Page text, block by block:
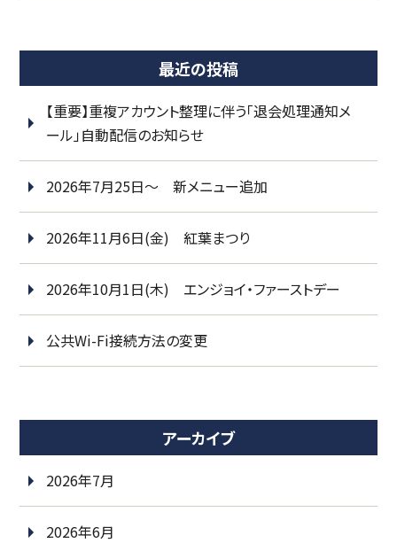
最近の投稿
【重要】重複アカウント整理に伴う「退会処理通知メ
ール」自動配信のお知らせ
2026年7月25日～ 新メニュー追加
2026年11月6日(金) 紅葉まつり
2026年10月1日(木) エンジョイ・ファーストデー
公共Wi-Fi接続方法の変更
アーカイブ
2026年7月
2026年6月